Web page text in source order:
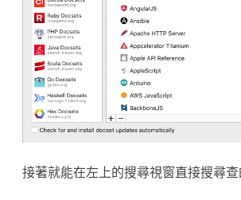
接著就能在左上的搜尋視窗直接搜尋查